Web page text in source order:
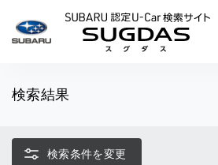
検索結果
検索条件を変更